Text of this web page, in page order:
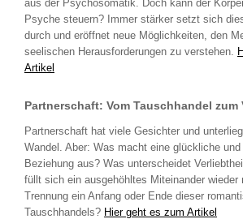
aus der Psychosomatik. Doch kann der
Psyche steuern? Immer stärker setzt sich
durch und eröffnet neue Möglichkeiten, den
seelischen Herausforderungen zu verstehen.
Artikel
Partnerschaft: Vom Tauschhandel zum
Partnerschaft hat viele Gesichter und
Wandel. Aber: Was macht eine glückliche und
Beziehung aus? Was unterscheidet
füllt sich ein ausgehöhltes Miteinander wieder
Trennung ein Anfang oder Ende dieser
Tauschhandels? Hier geht es zum Artikel